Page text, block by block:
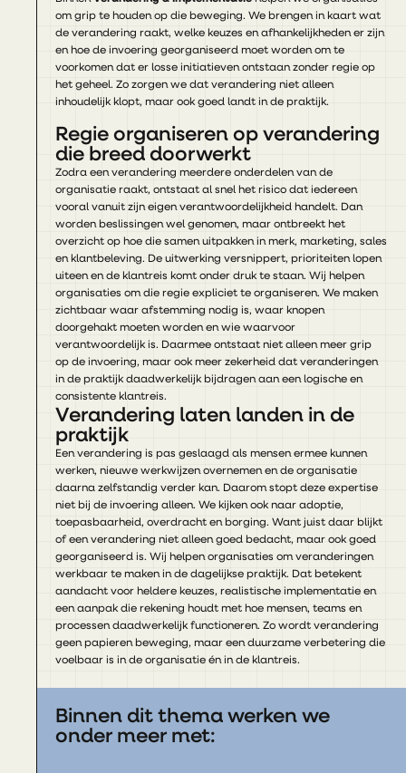
om grip te houden op die beweging. We brengen in kaart wat
de verandering raakt, welke keuzes en afhankelijkheden er zijn
en hoe de invoering georganiseerd moet worden om te
voorkomen dat er losse initiatieven ontstaan zonder regie op
het geheel. Zo zorgen we dat verandering niet alleen
inhoudelijk klopt, maar ook goed landt in de praktijk.
Regie organiseren op verandering
die breed doorwerkt
Zodra een verandering meerdere onderdelen van de
organisatie raakt, ontstaat al snel het risico dat iedereen
vooral vanuit zijn eigen verantwoordelijkheid handelt. Dan
worden beslissingen wel genomen, maar ontbreekt het
overzicht op hoe die samen uitpakken in merk, marketing, sales
en klantbeleving. De uitwerking versnippert, prioriteiten lopen
uiteen en de klantreis komt onder druk te staan. Wij helpen
organisaties om die regie expliciet te organiseren. We maken
zichtbaar waar afstemming nodig is, waar knopen
doorgehakt moeten worden en wie waarvoor
verantwoordelijk is. Daarmee ontstaat niet alleen meer grip
op de invoering, maar ook meer zekerheid dat veranderingen
in de praktijk daadwerkelijk bijdragen aan een logische en
consistente klantreis.
Verandering laten landen in de
praktijk
Een verandering is pas geslaagd als mensen ermee kunnen
werken, nieuwe werkwijzen overnemen en de organisatie
daarna zelfstandig verder kan. Daarom stopt deze expertise
niet bij de invoering alleen. We kijken ook naar adoptie,
toepasbaarheid, overdracht en borging. Want juist daar blijkt
of een verandering niet alleen goed bedacht, maar ook goed
georganiseerd is. Wij helpen organisaties om veranderingen
werkbaar te maken in de dagelijkse praktijk. Dat betekent
aandacht voor heldere keuzes, realistische implementatie en
een aanpak die rekening houdt met hoe mensen, teams en
processen daadwerkelijk functioneren. Zo wordt verandering
geen papieren beweging, maar een duurzame verbetering die
voelbaar is in de organisatie én in de klantreis.
Binnen dit thema werken we
onder meer met: